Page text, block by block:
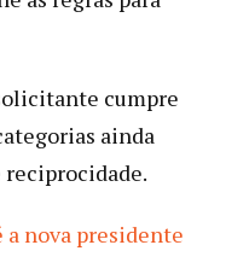
cumpre
ainda
reciprocidade.
a nova presidente